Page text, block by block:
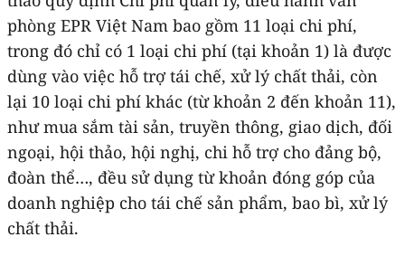
phòng EPR Việt Nam bao gồm 11 loại chi phí,
trong đó chỉ có 1 loại chi phí (tại khoản 1) là được
dùng vào việc hỗ trợ tái chế, xử lý chất thải, còn
lại 10 loại chi phí khác (từ khoản 2 đến khoản 11),
như mua sắm tài sản, truyền thông, giao dịch, đối
ngoại, hội thảo, hội nghị, chi hỗ trợ cho đảng bộ,
đoàn thể…, đều sử dụng từ khoản đóng góp của
doanh nghiệp cho tái chế sản phẩm, bao bì, xử lý
chất thải.